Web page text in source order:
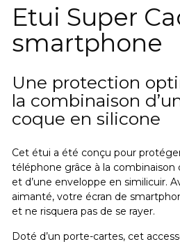
Etui Super
smartphone
Une protection
la combinaison
coque en silicone
Cet étui a été conçu pour
téléphone grâce à la combinaison
et d’une enveloppe en similicuir.
aimanté, votre écran de
et ne risquera pas de se rayer.
Doté d’un porte-cartes, cet